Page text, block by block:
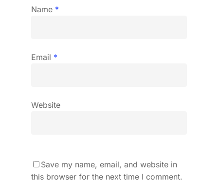
Name *
Email *
Website
Save my name, email, and website in
this browser for the next time I comment.